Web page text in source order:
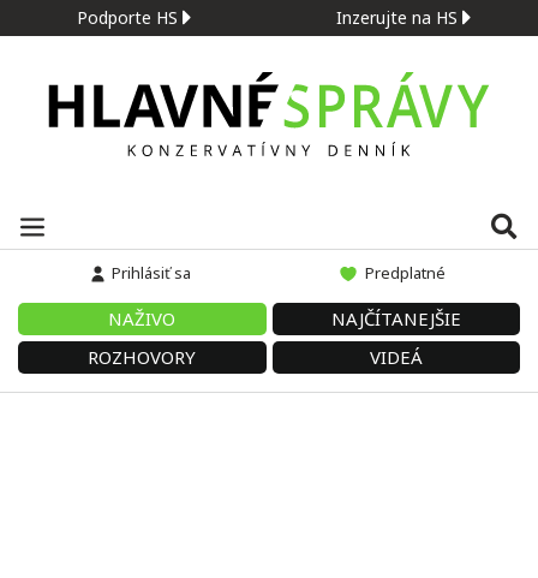
Podporte HS Inzerujte na HS
Prihlásiť sa Predplatné
NAŽIVO
NAJČÍTANEJŠIE
ROZHOVORY
VIDEÁ